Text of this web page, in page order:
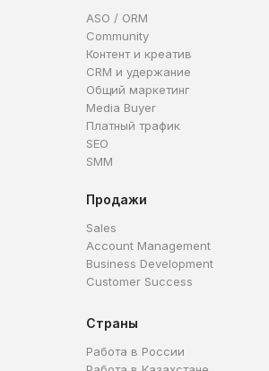
ASO / ORM
Community
Контент и креатив
CRM и удержание
Общий маркетинг
Media Buyer
Платный трафик
SEO
SMM
Продажи
Sales
Account Management
Business Development
Customer Success
Страны
Работа в России